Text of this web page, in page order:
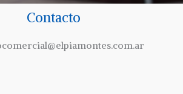
Contacto